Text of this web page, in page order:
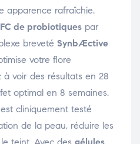
apparence rafraîchie.
de probiotiques par
breveté SynbÆctive
votre flore
à voir des résultats en 28
optimal en 8 semaines.
cliniquement testé
de la peau, réduire les